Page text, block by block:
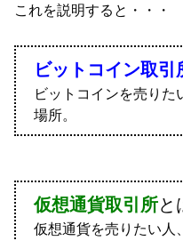
これを説明すると・・・
ビットコイン取引
ビットコインを売りた
場所。
仮想通貨取引所と
仮想通貨を売りたい人